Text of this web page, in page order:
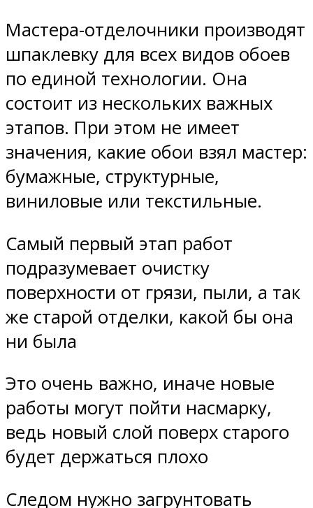
Мастера-отделочники производят
шпаклевку для всех видов обоев
по единой технологии. Она
состоит из нескольких важных
этапов. При этом не имеет
значения, какие обои взял мастер:
бумажные, структурные,
виниловые или текстильные.
Самый первый этап работ
подразумевает очистку
поверхности от грязи, пыли, а так
же старой отделки, какой бы она
ни была
Это очень важно, иначе новые
работы могут пойти насмарку,
ведь новый слой поверх старого
будет держаться плохо
Следом нужно загрунтовать